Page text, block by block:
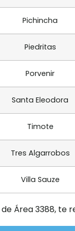
Pichincha
Piedritas
Porvenir
Santa Eleodora
Timote
Tres Algarrobos
Villa Sauze
Área 3388,